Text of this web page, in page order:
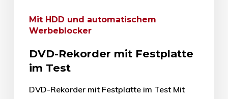
Mit HDD und automatischem
Werbeblocker
DVD-Rekorder mit Festplatte
im Test
DVD-Rekorder mit Festplatte im Test Mit